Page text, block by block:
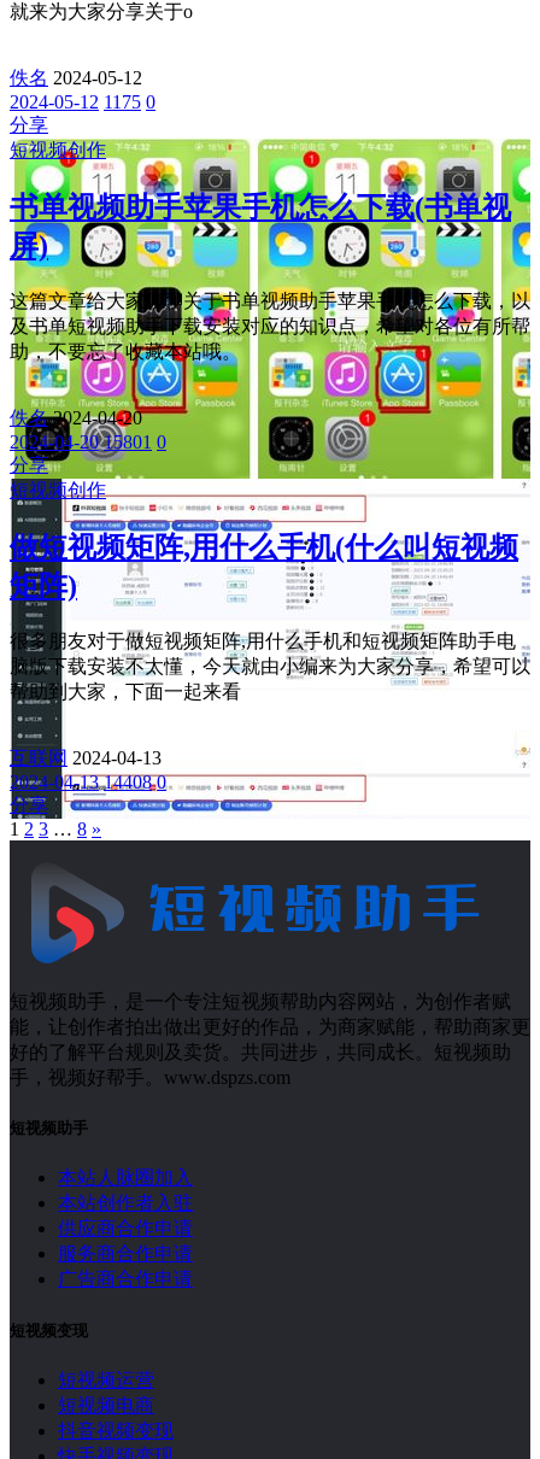
就来为大家分享关于o
佚名 2024-05-12
2024-05-12 1175 0
分享
短视频创作
书单视频助手苹果手机怎么下载(书单视
屏)
这篇文章给大家聊聊关于书单视频助手苹果手机怎么下载，以
及书单短视频助手下载安装对应的知识点，希望对各位有所帮
助，不要忘了收藏本站哦。
佚名 2024-04-20
2024-04-20 15801 0
分享
短视频创作
做短视频矩阵,用什么手机(什么叫短视频
矩阵)
很多朋友对于做短视频矩阵,用什么手机和短视频矩阵助手电
脑版下载安装不太懂，今天就由小编来为大家分享，希望可以
帮助到大家，下面一起来看
互联网 2024-04-13
2024-04-13 14408 0
分享
1 2 3 … 8 »
短视频助手，是一个专注短视频帮助内容网站，为创作者赋
能，让创作者拍出做出更好的作品，为商家赋能，帮助商家更
好的了解平台规则及卖货。共同进步，共同成长。短视频助
手，视频好帮手。www.dspzs.com
短视频助手
本站人脉圈加入
本站创作者入驻
供应商合作申请
服务商合作申请
广告商合作申请
短视频变现
短视频运营
短视频电商
抖音视频变现